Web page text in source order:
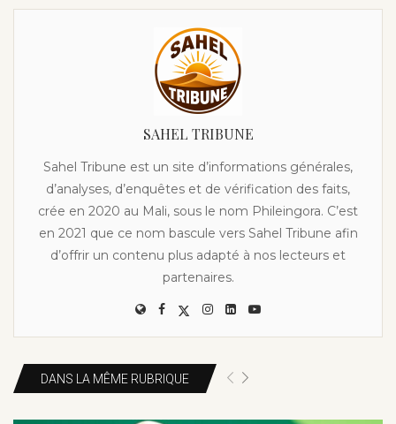
SAHEL TRIBUNE
Sahel Tribune est un site d’informations générales,
d’analyses, d’enquêtes et de vérification des faits,
crée en 2020 au Mali, sous le nom Phileingora. C’est
en 2021 que ce nom bascule vers Sahel Tribune afin
d’offrir un contenu plus adapté à nos lecteurs et
partenaires.
DANS LA MÊME RUBRIQUE